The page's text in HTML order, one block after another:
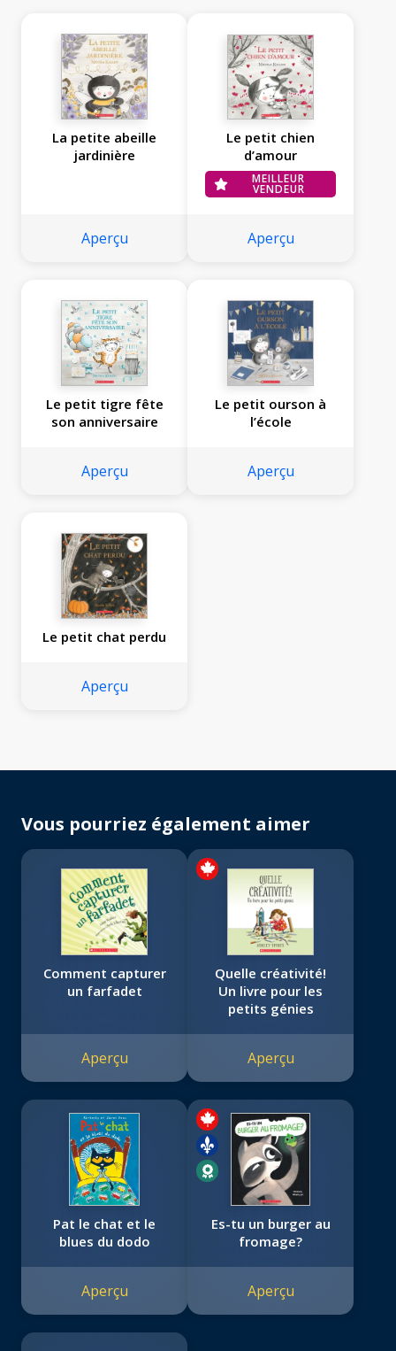
La petite abeille
jardinière
Aperçu
Le petit chien
d’amour
MEILLEUR
VENDEUR
Aperçu
Le petit tigre fête
son anniversaire
Aperçu
Le petit ourson à
l’école
Aperçu
Le petit chat perdu
Aperçu
Vous pourriez également aimer
Comment capturer
un farfadet
Aperçu
Quelle créativité!
Un livre pour les
petits génies
Aperçu
Pat le chat et le
blues du dodo
Aperçu
Es-tu un burger au
fromage?
Aperçu